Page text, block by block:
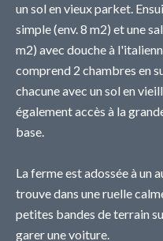
un sol en vieux parket.
simple (env. 8 m2) et une
m2) avec douche à
comprend 2 chambres en
chacune avec un sol en
également accès à la
base.
La ferme est adossée à un
trouve dans une ruelle
petites bandes de terrain
garer une voiture.